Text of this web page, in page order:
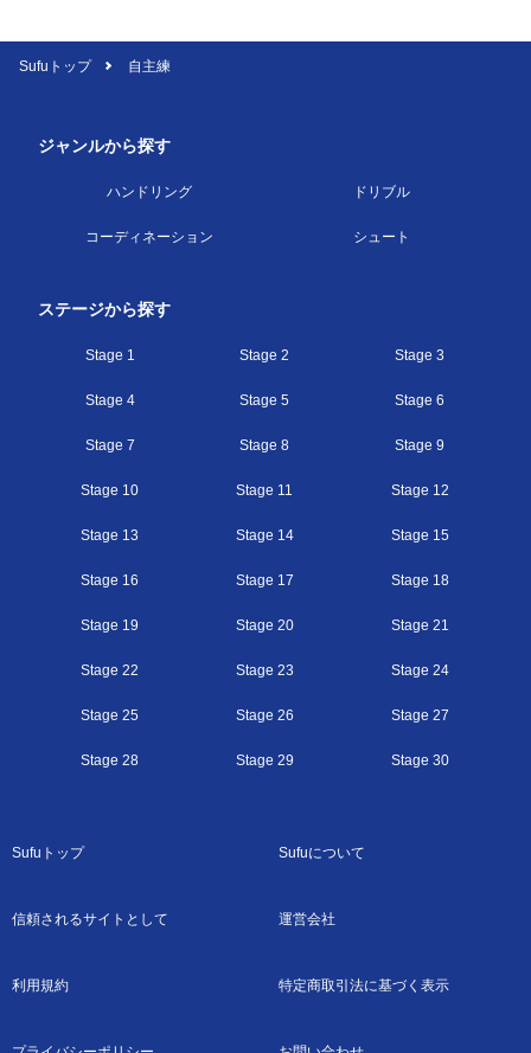
Sufuトップ 自主練
ジャンルから探す
ハンドリング ドリブル
コーディネーション シュート
ステージから探す
Stage 1 Stage 2 Stage 3
Stage 4 Stage 5 Stage 6
Stage 7 Stage 8 Stage 9
Stage 10 Stage 11 Stage 12
Stage 13 Stage 14 Stage 15
Stage 16 Stage 17 Stage 18
Stage 19 Stage 20 Stage 21
Stage 22 Stage 23 Stage 24
Stage 25 Stage 26 Stage 27
Stage 28 Stage 29 Stage 30
Sufuトップ Sufuについて
信頼されるサイトとして 運営会社
利用規約 特定商取引法に基づく表示